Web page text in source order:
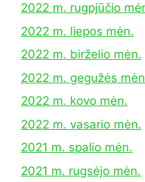
2022 m. rugpjūčio
2022 m. liepos mėn.
2022 m. birželio mėn.
2022 m. gegužės
2022 m. kovo mėn.
2022 m. vasario mėn.
2021 m. spalio mėn.
2021 m. rugsėjo mėn.